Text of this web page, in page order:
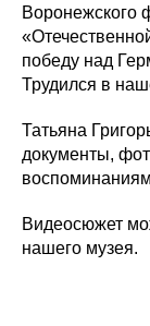
Воронежского
победу над
Трудился в
Татьяна
документы,
Видеосюжет
нашего музея.